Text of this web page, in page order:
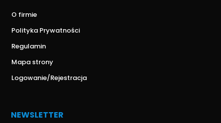
O firmie
Polityka Prywatności
Regulamin
Mapa strony
Logowanie/Rejestracja
NEWSLETTER